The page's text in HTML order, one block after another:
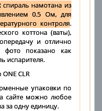
спираль намотана из
0.5 Ом, для
контроля.
коттона (ваты),
и отлично
показано как
испарителя.
упаковки по
сайте можно любое
за одну единицу.